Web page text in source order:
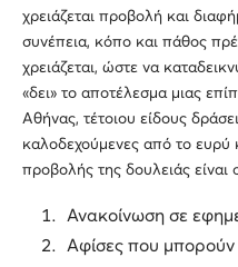
χρειάζεται προβολή και
συνέπεια, κόπο και πάθος
χρειάζεται, ώστε να
«δει» το αποτέλεσμα μιας
Αθήνας, τέτοιου είδους
καλοδεχούμενες από το ευρύ
προβολής της δουλειάς είναι
Ανακοίνωση σε
Αφίσες που μπορούν